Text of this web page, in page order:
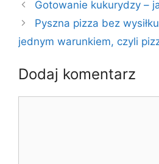
Gotowanie kukurydzy –
Pyszna pizza bez
jednym warunkiem, czyli
Dodaj komentarz